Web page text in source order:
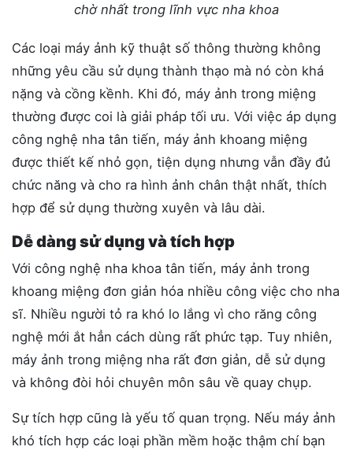
chờ nhất trong lĩnh vực nha khoa
Các loại máy ảnh kỹ thuật số thông thường không
những yêu cầu sử dụng thành thạo mà nó còn khá
nặng và cồng kềnh. Khi đó, máy ảnh trong miệng
thường được coi là giải pháp tối ưu. Với việc áp dụng
công nghệ nha tân tiến, máy ảnh khoang miệng
được thiết kế nhỏ gọn, tiện dụng nhưng vẫn đầy đủ
chức năng và cho ra hình ảnh chân thật nhất, thích
hợp để sử dụng thường xuyên và lâu dài.
Dễ dàng sử dụng và tích hợp
Với công nghệ nha khoa tân tiến, máy ảnh trong
khoang miệng đơn giản hóa nhiều công việc cho nha
sĩ. Nhiều người tỏ ra khó lo lắng vì cho răng công
nghệ mới ắt hẳn cách dùng rất phức tạp. Tuy nhiên,
máy ảnh trong miệng nha rất đơn giản, dễ sử dụng
và không đòi hỏi chuyên môn sâu về quay chụp.
Sự tích hợp cũng là yếu tố quan trọng. Nếu máy ảnh
khó tích hợp các loại phần mềm hoặc thậm chí bạn